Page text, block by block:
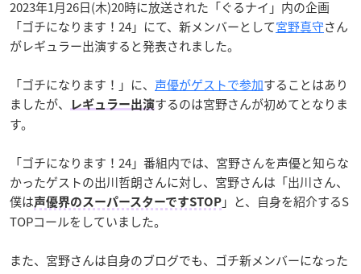
2023年1月26日(木)20時に放送された「ぐるナイ」内の企画
「ゴチになります！24」にて、新メンバーとして宮野真守さん
がレギュラー出演すると発表されました。
「ゴチになります！」に、 声優がゲストで参加することはあり
ましたが、
レギュラー出演するのは宮野さんが初めてとなりま
す。
「ゴチになります！24」番組内では、宮野さんを声優と知らな
かったゲストの出川哲朗さんに対し、宮野さんは「出川さん、
僕は声優界のスーパースターですSTOP 」と、自身を紹介するS
TOPコールをしていました。
また、宮野さんは自身のブログでも、ゴチ新メンバーになった